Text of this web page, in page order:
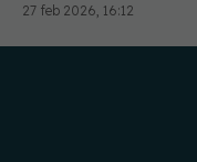
27 feb 2026, 16:12